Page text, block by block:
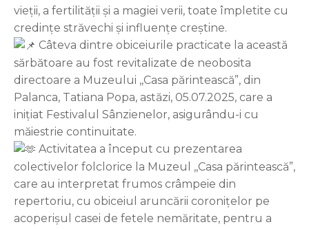
vieții, a fertilității și a magiei verii, toate împletite cu
credințe străvechi și influențe creștine.
Câteva dintre obiceiurile practicate la această
sărbătoare au fost revitalizate de neobosita
directoare a Muzeului ,,Casa părintească”, din
Palanca, Tatiana Popa, astăzi, 05.07.2025, care a
inițiat Festivalul Sânzienelor, asigurându-i cu
măiestrie continuitate.
Activitatea a început cu prezentarea
colectivelor folclorice la Muzeul ,,Casa părintească”,
care au interpretat frumos crâmpeie din
repertoriu, cu obiceiul aruncării coronițelor pe
acoperișul casei de fetele nemăritate, pentru a